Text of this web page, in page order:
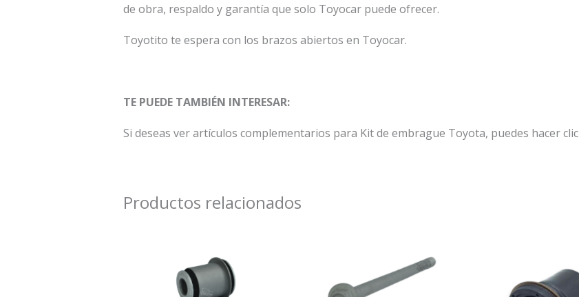
de obra, respaldo y garantía que solo Toyocar puede ofrecer.
Toyotito te espera con los brazos abiertos en Toyocar.
TE PUEDE TAMBIÉN INTERESAR:
Si deseas ver artículos complementarios para Kit de embrague Toyota, puedes hacer clic
Productos relacionados